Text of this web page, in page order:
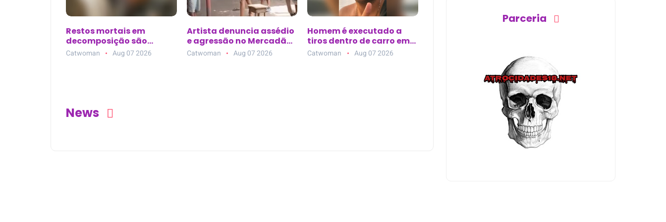
Restos mortais em
decomposição são
encontrados em
plantação de dendê em
Catwoman Aug 07 2026
Artista denuncia assédio
e agressão no Mercadão
2000, em Santarém (PA)
Catwoman Aug 07 2026
Homem é executado a
tiros dentro de carro em
posto de combustível em
Nazaré da Mata (PE)
Catwoman Aug 07 2026
News
Parceria